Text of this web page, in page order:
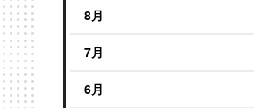
8月
7月
6月